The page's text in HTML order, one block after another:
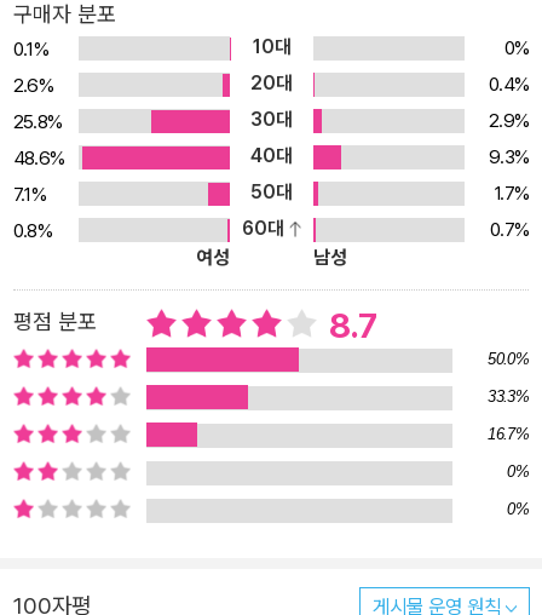
아닐까?”_권정생창작기금 심사위원 박상률, 서정홍, 박혜숙 「돌탑」
「물방울 열매」 등의 동시가 초등 국정교과서에 수록되면서 아이들에
게도 아주 친숙한 동시인 권오삼의 아홉 번째 동시집은 지금까지의
작품집 가운데서도 가장 어린이의 마음 가까이 자리한 책이라 할 수
있다. 동시인 권오삼이 말하는 라면 맛있게 먹는 법, 아니 ‘동시’를 맛
있게 먹는 법에 관한 비기는 과연 무엇일까. 무용(無用)의 놀이를 닮
은 가락, 심각한 표정을 잊은 노래 어린아이들은 다 가졌지만 다 자란
어른들은 잃어버리고 만 수많은 것들 중에 가장 큰 것은 세상을 향한
호기심과 궁금증일 것이다. 추운 날 “움집 같은 집 안에서” 나비는 무
얼 하고 있는지(「나비1」), “다른 잠자리들은 /다 조용한데” 덩치 큰
잠자리 하나가 “저 혼자만 야단”인 까닭은 무엇인지(「헬리콥터」), 다
른 자음들은 다 혼자서 있는데 “ㄳ ㄵ ㄶ ㅄ ㄺ ㄻ ㄼ ㄾ ㅀ”은 왜 나란
히 붙어 있는지(「한글 자음들」) 등 호기심에서 출발한 상상은 때로는
엉뚱한 해답으로, 때로는 세심한 관찰이나 다정한 배려로, 때로는 즐
거운 말장난으로 매듭지어진다. 아이들의 호기심은 세상 모든 사물들
에 빠짐없이 붙은 ‘이름’ 앞에서 가장 다양하게 증폭된다. “매앵매앵
르 칠칠칠칠 /요런 매미는 보나마나 비실비실 약골 매미 //찌잉 찌잉
구매자 분포
0.1% 10대
0%
2.6%
20대
0.4%
25.8%
30대
2.9%
48.6%
40대
9.3%
7.1%
50대
1.7%
0.8%
60대
0.7%
여성
남성
평점 분포 8.7
50.0%
33.3%
16.7%
0%
0%
100자평 게시물 운영 원칙